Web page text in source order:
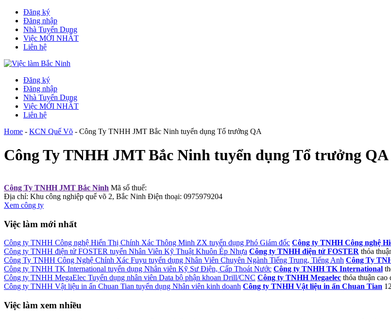
Đăng ký
Đăng nhập
Nhà Tuyển Dụng
Việc MỚI NHẤT
Liên hệ
Đăng ký
Đăng nhập
Nhà Tuyển Dụng
Việc MỚI NHẤT
Liên hệ
Home - KCN Quế Võ - Công Ty TNHH JMT Bắc Ninh tuyển dụng Tổ trưởng QA
Công Ty TNHH JMT Bắc Ninh tuyển dụng Tổ trưởng QA
Công Ty TNHH JMT Bắc Ninh Mã số thuế:
Địa chỉ: Khu công nghiệp quế võ 2, Bắc Ninh Điện thoại: 0975979204
Xem công ty
Việc làm mới nhất
Công ty TNHH Công nghệ Hiển Thị Chính Xác Thông Minh ZX tuyển dụng Phó Giám đốc Công ty TNHH Công nghệ
Công ty TNHH điện tử FOSTER tuyển Nhân Viên Kỹ Thuật Khuôn Ép Nhựa Công ty TNHH điện tử FOSTER thỏa
Công Ty TNHH Công Nghệ Chính Xác Fuyu tuyển dụng Nhân Viên Chuyên Ngành Tiếng Trung, Tiếng Anh Công Ty
Công ty TNHH TK International tuyển dụng Nhân viên Kỹ Sư Điện, Cấp Thoát Nước Công ty TNHH TK International
Công ty TNHH MegaElec Tuyển dụng nhân viên Data bộ phận khoan Drill/CNC Công ty TNHH Megaelec thỏa thuận cao
Công ty TNHH Vật liệu in ấn Chuan Tian tuyển dụng Nhân viên kinh doanh Công ty TNHH Vật liệu in ấn Chuan Tian
Việc làm xem nhiều